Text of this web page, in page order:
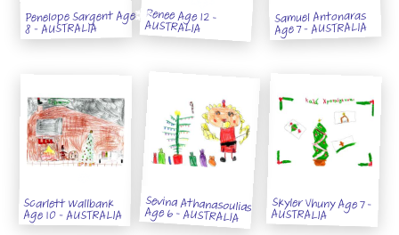
Penelope Sargent Age
8 - AUSTRALIA Renee Age 12 -
AUSTRALIA Samuel Antonaras
Age 7 - AUSTRALIA
Scarlett Wallbank
Age 10 - AUSTRALIA Sevina Athanasoulias
Age 6 - AUSTRALIA Skyler Vhuny Age 7 -
AUSTRALIA